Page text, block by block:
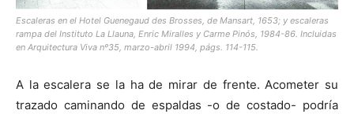
Escaleras en el Hotel Guenegaud des Brosses, de Mansart, 1653; y escaleras
rampa del Instituto La Llauna, Enric Miralles y Carme Pinós, 1984-86. Incluidas
en Arquitectura Viva nº35, marzo-abril 1994, págs. 114-115.
A la escalera se la ha de mirar de frente. Acometer su
trazado caminando de espaldas -o de costado- podría